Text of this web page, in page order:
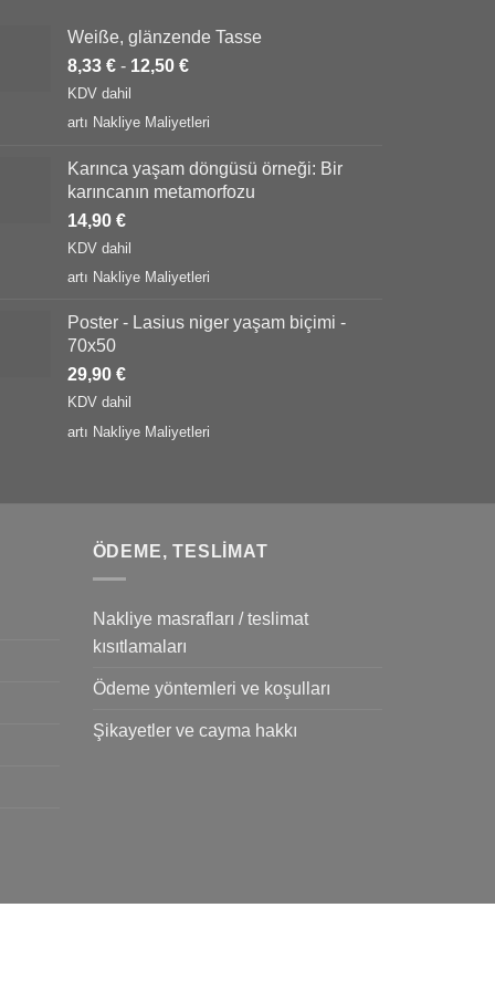
Weiße, glänzende Tasse
8,33 € - 12,50 €
KDV dahil
artı Nakliye Maliyetleri
Karınca yaşam döngüsü örneği: Bir
karıncanın metamorfozu
14,90 €
KDV dahil
artı Nakliye Maliyetleri
Poster - Lasius niger yaşam biçimi -
70x50
29,90 €
KDV dahil
artı Nakliye Maliyetleri
ÖDEME, TESLIMAT
Nakliye masrafları / teslimat
kısıtlamaları
Ödeme yöntemleri ve koşulları
Şikayetler ve cayma hakkı